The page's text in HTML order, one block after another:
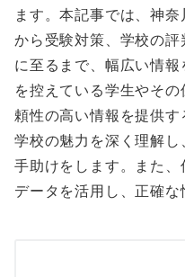
ます。本記事では、神
から受験対策、学校の
に至るまで、幅広い情
を控えている学生やそ
頼性の高い情報を提供
学校の魅力を深く理解
手助けをします。また
データを活用し、正確な